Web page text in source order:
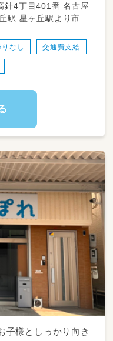
ました」と共有するこ
迎業務では、子ども
職のスタッフやチー
り組むので、一人で
たちの「できた！」を
られる環境が整って
心理士
丁目401番 名古屋
駅 星ヶ丘駅より市バ
なし 交通費支給
子様としっかり向き